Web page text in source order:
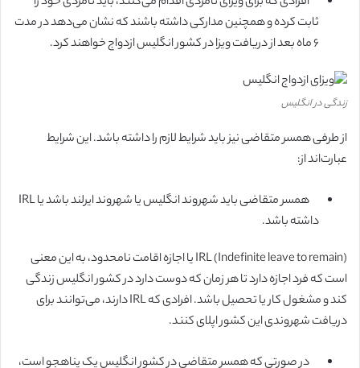
ثابت کرده و همچنین مدارکی داشته باشند که نشان می‌دهد در مدت
۶ ماه بعد از دریافت ویزا در کشور انگلیس ازدواج خواهند کرد.
زندگی در انگلیس
از طرفی همسر متقاضی نیز باید شرایط لازم را داشته باشد. این شرایط
عبارت‌اند از:
همسر متقاضی باید شهروند انگلیس یا شهروند ایرلند باشد یا IRL
داشته باشد.
IRL (Indefinite leave to remain) یا اجازه اقامت نامحدود، به این معنی
است که فرد اجازه دارد تا هر زمان که دوست دارد در کشور انگلیس زندگی
کند و مشغول کار یا تحصیل باشد. افرادی که IRL دارند، می‌توانند برای
دریافت شهروندی این کشور اپلای کنند.
در صورتی که همسر متقاضی در کشور انگلیس یک پناهجو است،